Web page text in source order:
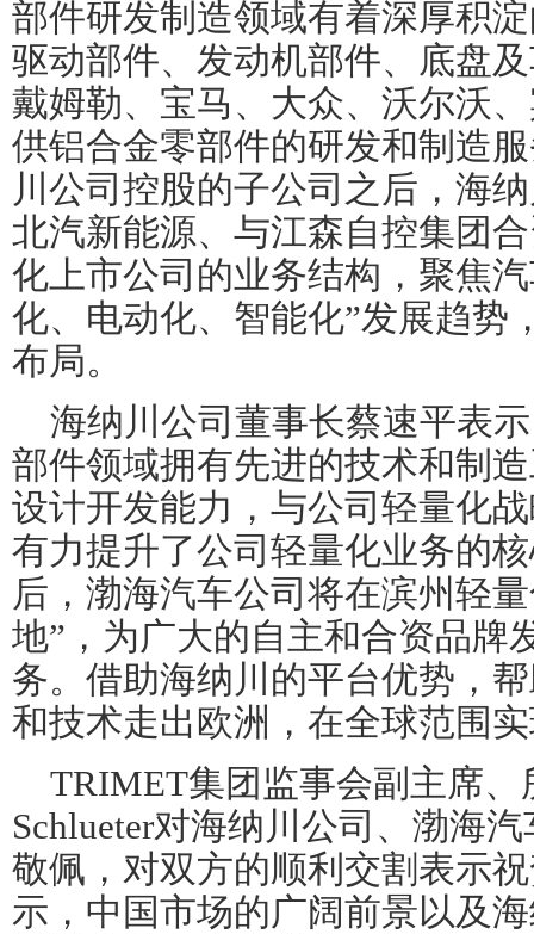
部件研发制造领域有着深厚积
驱动部件、发动机部件、底盘
戴姆勒、宝马、大众、沃尔沃
供铝合金零部件的研发和制造
川公司控股的子公司之后，海
北汽新能源、与江森自控集团
化上市公司的业务结构，聚焦
化、电动化、智能化”发展趋势
布局。
海纳川公司董事长蔡速平表
部件领域拥有先进的技术和制
设计开发能力，与公司轻量化
有力提升了公司轻量化业务的
后，渤海汽车公司将在滨州轻
地”，为广大的自主和合资品牌
务。借助海纳川的平台优势，
和技术走出欧洲，在全球范围
TRIMET集团监事会副主席
Schlueter对海纳川公司、渤海
敬佩，对双方的顺利交割表示
示，中国市场的广阔前景以及